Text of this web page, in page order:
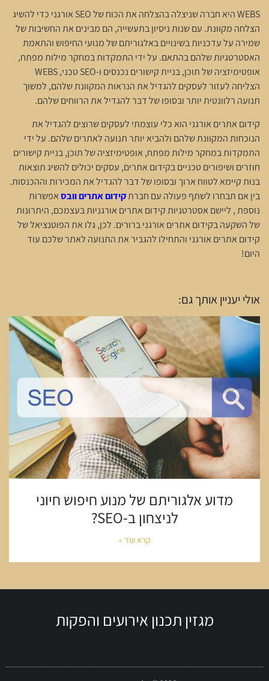
WEBS היא חברה שניצלה בהצלחה את הכוח של SEO אורגני כדי להשיג
הצלחה מקוונת. עם שנות ניסיון בתעשייה, הם מבינים את החשיבות של
שמירה על עדכניות בשינויים באלגוריתם של מנועי החיפוש והתאמת
האסטרטגיות שלהם בהתאם. על ידי התמקדות במחקר מילות מפתח,
אופטימיזציה של תוכן, בניית קישורים נכנסים ו-SEO טכני, WEBS
הצליחה לעזור לעסקים להגדיל את הנראות המקוונת שלהם, למשוך
תנועה רלוונטית יותר ובסופו של דבר להגדיל את הרווחים שלהם.
קידום אתרים אורגני הוא כלי עוצמתי לעסקים שרוצים להגדיל את
הנוכחות המקוונת שלהם ולהביא יותר תנועה לאתרים שלהם. על ידי
התמקדות במחקר מילות מפתח, אופטימיזציה של תוכן, בניית קישורים
חוזרים ושיפורים טכניים בקידום אתרים, עסקים יכולים להשיג תוצאות
בנות קיימא לטווח ארוך ובסופו של דבר להגדיל את המכירות וההכנסות.
בין אם תבחרו לשתף פעולה עם חברתקידום אתרים וובסאפשרות
נוספת , ליישם אסטרטגיות קידום אתרים אורגניות בעצמכם, היתרונות
של השקעה בקידום אתרים אורגני ברורים. לכן, גלו את הפוטנציאל של
קידום אתרים אורגני והתחילו להגביר את התנועה לאתר שלכם עוד
היום!
אולי יעניין אותך גם:
מדוע אלגוריתם של מנוע חיפוש חיוני
לניצחון ב-SEO?
קרא עוד »
מגזין תכנון אירועים והפקות